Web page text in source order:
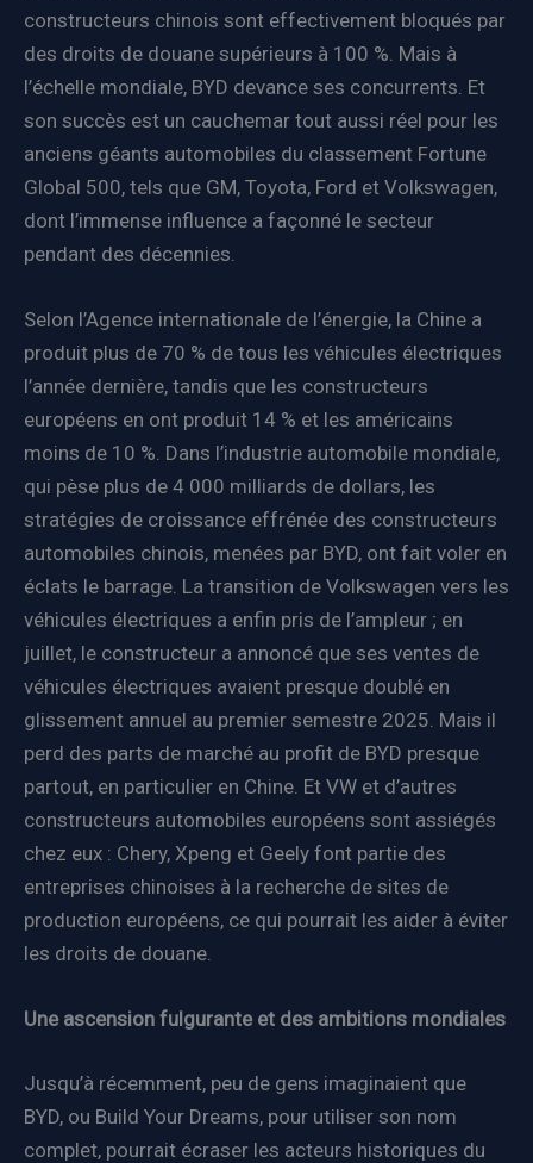
constructeurs chinois sont effectivement bloqués par
des droits de douane supérieurs à 100 %. Mais à
l’échelle mondiale, BYD devance ses concurrents. Et
son succès est un cauchemar tout aussi réel pour les
anciens géants automobiles du classement Fortune
Global 500, tels que GM, Toyota, Ford et Volkswagen,
dont l’immense influence a façonné le secteur
pendant des décennies.
Selon l’Agence internationale de l’énergie, la Chine a
produit plus de 70 % de tous les véhicules électriques
l’année dernière, tandis que les constructeurs
européens en ont produit 14 % et les américains
moins de 10 %. Dans l’industrie automobile mondiale,
qui pèse plus de 4 000 milliards de dollars, les
stratégies de croissance effrénée des constructeurs
automobiles chinois, menées par BYD, ont fait voler en
éclats le barrage. La transition de Volkswagen vers les
véhicules électriques a enfin pris de l’ampleur ; en
juillet, le constructeur a annoncé que ses ventes de
véhicules électriques avaient presque doublé en
glissement annuel au premier semestre 2025. Mais il
perd des parts de marché au profit de BYD presque
partout, en particulier en Chine. Et VW et d’autres
constructeurs automobiles européens sont assiégés
chez eux : Chery, Xpeng et Geely font partie des
entreprises chinoises à la recherche de sites de
production européens, ce qui pourrait les aider à éviter
les droits de douane.
Une ascension fulgurante et des ambitions mondiales
Jusqu’à récemment, peu de gens imaginaient que
BYD, ou Build Your Dreams, pour utiliser son nom
complet, pourrait écraser les acteurs historiques du